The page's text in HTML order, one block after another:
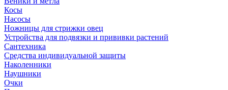
Косы
Насосы
Ножницы для стрижки овец
Устройства для подвязки и прививки растений
Сантехника
Средства индивидуальной защиты
Наколенники
Наушники
Очки